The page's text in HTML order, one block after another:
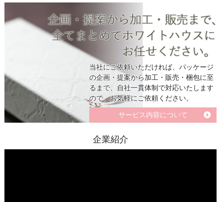
当社にご依頼いただければ、パッケージ
の企画・提案から加工・販売・梱包に至
るまで、自社一貫体制で対応いたします
ので、お気軽にご依頼ください。
サービス内容について
企業紹介